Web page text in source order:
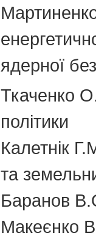
ядерної
Ткаченко
політики
Калетнік
та
Баранов
Макеєнко